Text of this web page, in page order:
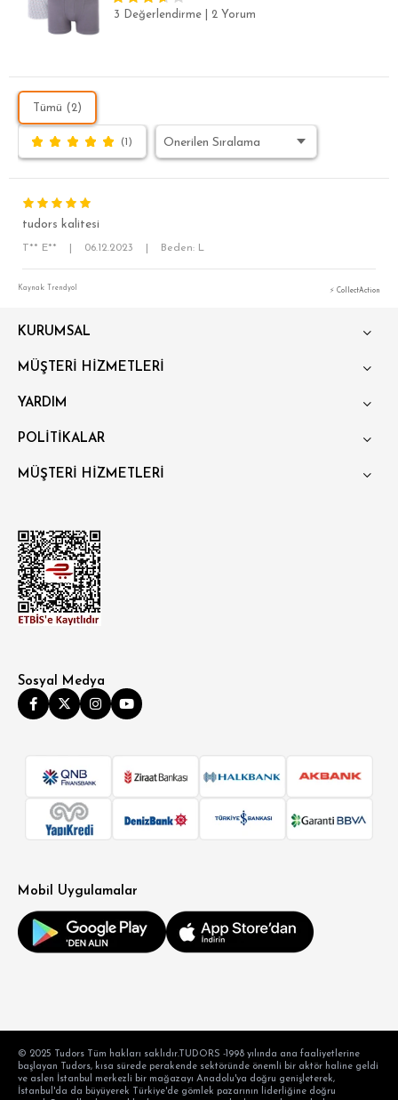
3 Değerlendirme 2 Yorum
Tümü (2)
(1)
tudors kalitesi
T** E** 06.12.2023 Beden: L
Kaynak: Trendyol ⚡ CollectAction
KURUMSAL
MÜŞTERİ HİZMETLERİ
YARDIM
POLİTİKALAR
MÜŞTERİ HİZMETLERİ
Sosyal Medya
Mobil Uygulamalar
© 2025 Tudors Tüm hakları saklıdır.TUDORS -1998 yılında ana faaliyetlerine
başlayan Tudors, kısa sürede perakende sektöründe önemli bir aktör haline geldi
ve aslen İstanbul merkezli bir mağazayı Anadolu'ya doğru genişleterek,
İstanbul'da da büyüyerek Türkiye'de gömlek pazarının liderliğine doğru